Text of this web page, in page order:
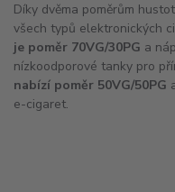
Díky dvěma poměrům
všech typů elektronických
je poměr 70VG/30PG a
nízkoodporové tanky pro
nabízí poměr 50VG/50PG
e-cigaret.